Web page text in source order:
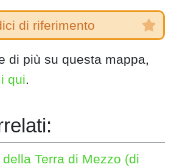
di riferimento
di più su questa mappa,
qui.
Terra di Mezzo (di